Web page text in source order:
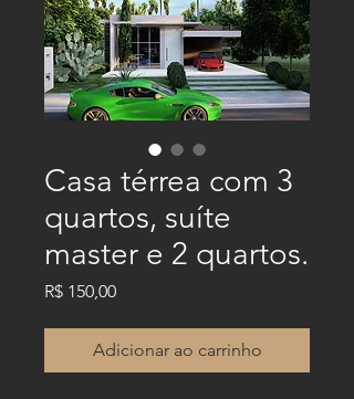
Casa térrea com 3
quartos, suíte
master e 2 quartos.
R$ 150,00Preço
Adicionar ao carrinho